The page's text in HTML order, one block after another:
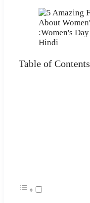
Table of Contents